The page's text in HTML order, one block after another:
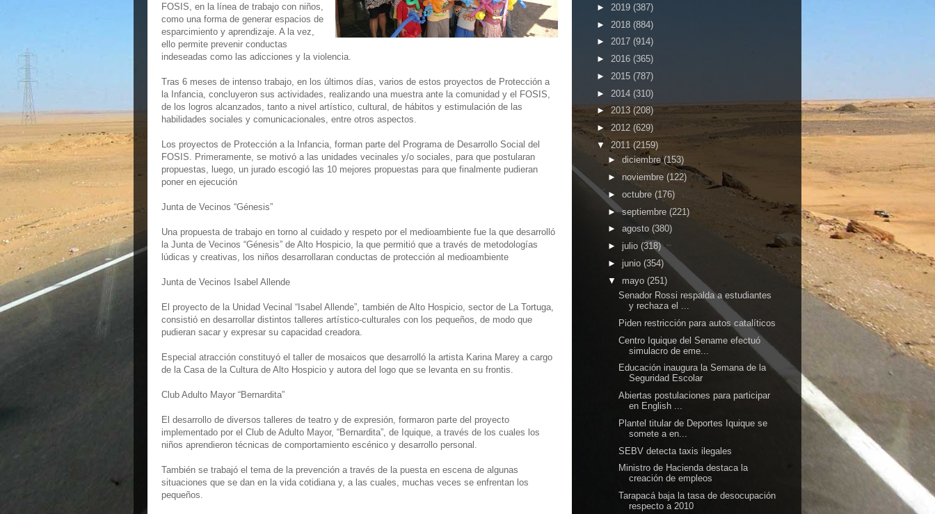
FOSIS, en la línea de trabajo con niños,
como una forma de generar espacios de
esparcimiento y aprendizaje. A la vez,
ello permite prevenir conductas
indeseadas como las adicciones y la violencia.
Tras 6 meses de intenso trabajo, en los últimos días, varios de estos proyectos de Protección a
la Infancia, concluyeron sus actividades, realizando una muestra ante la comunidad y el FOSIS,
de los logros alcanzados, tanto a nivel artístico, cultural, de hábitos y estimulación de las
habilidades sociales y comunicacionales, entre otros aspectos.
Los proyectos de Protección a la Infancia, forman parte del Programa de Desarrollo Social del
FOSIS. Primeramente, se motivó a las unidades vecinales y/o sociales, para que postularan
propuestas, luego, un jurado escogió las 10 mejores propuestas para que finalmente pudieran
poner en ejecución
Junta de Vecinos “Génesis”
Una propuesta de trabajo en torno al cuidado y respeto por el medioambiente fue la que desarrolló
la Junta de Vecinos “Génesis” de Alto Hospicio, la que permitió que a través de metodologías
lúdicas y creativas, los niños desarrollaran conductas de protección al medioambiente
Junta de Vecinos Isabel Allende
El proyecto de la Unidad Vecinal “Isabel Allende”, también de Alto Hospicio, sector de La Tortuga,
consistió en desarrollar distintos talleres artístico-culturales con los pequeños, de modo que
pudieran sacar y expresar su capacidad creadora.
Especial atracción constituyó el taller de mosaicos que desarrolló la artista Karina Marey a cargo
de la Casa de la Cultura de Alto Hospicio y autora del logo que se levanta en su frontis.
Club Adulto Mayor “Bernardita”
El desarrollo de diversos talleres de teatro y de expresión, formaron parte del proyecto
implementado por el Club de Adulto Mayor, “Bernardita”, de Iquique, a través de los cuales los
niños aprendieron técnicas de comportamiento escénico y desarrollo personal.
También se trabajó el tema de la prevención a través de la puesta en escena de algunas
situaciones que se dan en la vida cotidiana y, a las cuales, muchas veces se enfrentan los
pequeños.
► 2019 (387)
► 2018 (884)
► 2017 (914)
► 2016 (365)
► 2015 (787)
► 2014 (310)
► 2013 (208)
► 2012 (629)
▼ 2011 (2159)
► diciembre(153)
► noviembre (122)
► octubre (176)
►septiembre (221)
► agosto (380)
► julio (318)
► junio (354)
▼ mayo (251)
Senador Rossi respalda a estudiantes
y rechaza el ...
Piden restricción para autos catalíticos
Centro Iquique del Sename efectuó
simulacro de eme...
Educación inaugura la Semana de la
Seguridad Escolar
Abiertas postulaciones para participar
en English ...
Plantel titular de Deportes Iquique se
somete a en...
SEBV detecta taxis ilegales
Ministro de Hacienda destaca la
creación de empleos
Tarapacá baja la tasa de desocupación
respecto a 2010